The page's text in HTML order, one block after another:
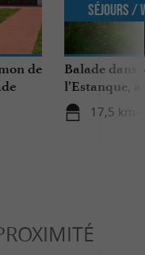
de
Balade dans
l’Estanque, à
17,5 km -
Séjours /